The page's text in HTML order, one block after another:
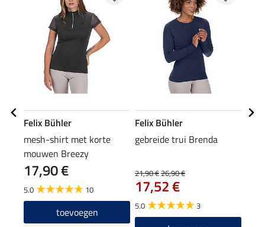
Felix Bühler
mesh-shirt met korte
mouwen Breezy
17,90 €
5.0 10
toevoegen
Felix Bühler
gebreide trui Brenda
21,90 €26,90 €
17,52 €
5.0 3